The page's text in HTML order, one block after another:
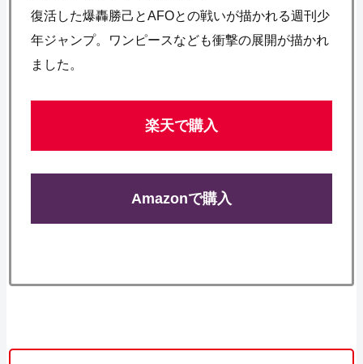
復活した爆轟勝己とAFOとの戦いが描かれる週刊少
年ジャンプ。ワンピースなども衝撃の展開が描かれ
ました。
楽天で購入
Amazonで購入